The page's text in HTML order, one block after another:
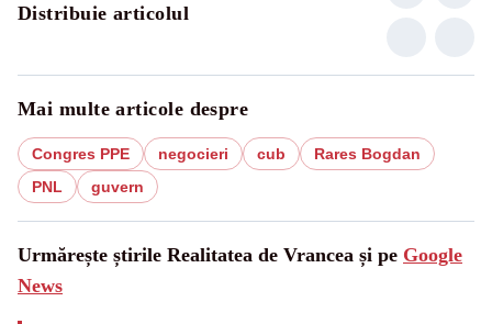
Distribuie articolul
Mai multe articole despre
Congres PPE negocieri cub
Rares Bogdan
PNL
guvern
Urmărește știrile Realitatea de Vrancea și pe Google
News